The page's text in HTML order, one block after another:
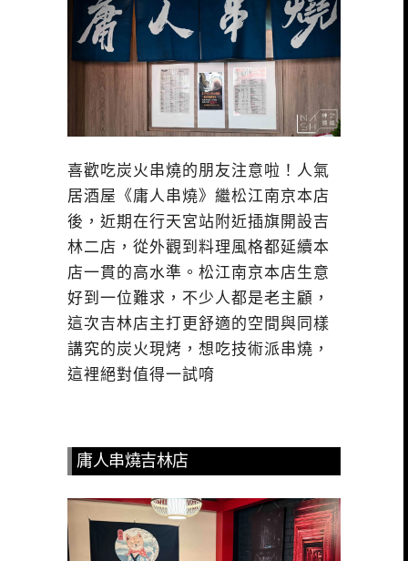
喜歡吃炭火串燒的朋友注意啦！人氣
居酒屋《庸人串燒》繼松江南京本店
後，近期在行天宮站附近插旗開設吉
林二店，從外觀到料理風格都延續本
店一貫的高水準。松江南京本店生意
好到一位難求，不少人都是老主顧，
這次吉林店主打更舒適的空間與同樣
講究的炭火現烤，想吃技術派串燒，
這裡絕對值得一試唷
庸人串燒吉林店